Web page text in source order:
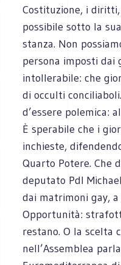
Costituzione, i
possibile sotto la
stanza. Non
persona imposti dai
intollerabile: che
di occulti
d’essere polemica:
È sperabile che i
inchieste,
Quarto Potere. Che
deputato Pdl
dai matrimoni gay,
Opportunità:
restano. O la scelta
nell’Assemblea